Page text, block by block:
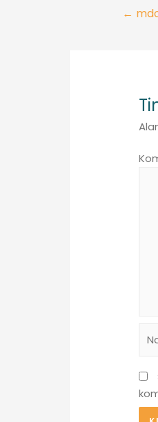
Navigasi
←